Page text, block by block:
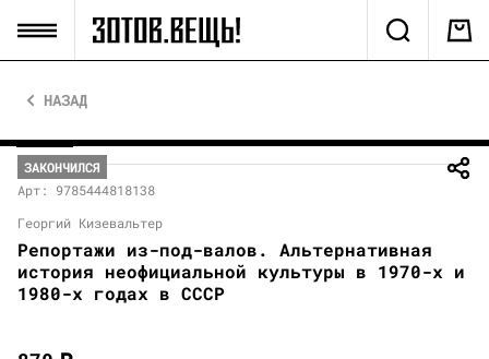
НАЗАД
ЗАКОНЧИЛСЯ
Арт: 9785444818138
Георгий Кизевальтер
Репортажи из-под-валов. Альтернативная
история неофициальной культуры в 1970-х и
1980-х годах в СССР